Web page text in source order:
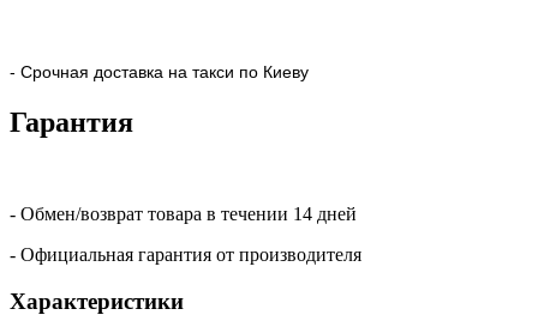
- Срочная доставка на такси по Киеву
Гарантия
- Обмен/возврат товара в течении 14 дней
- Официальная гарантия от производителя
Характеристики